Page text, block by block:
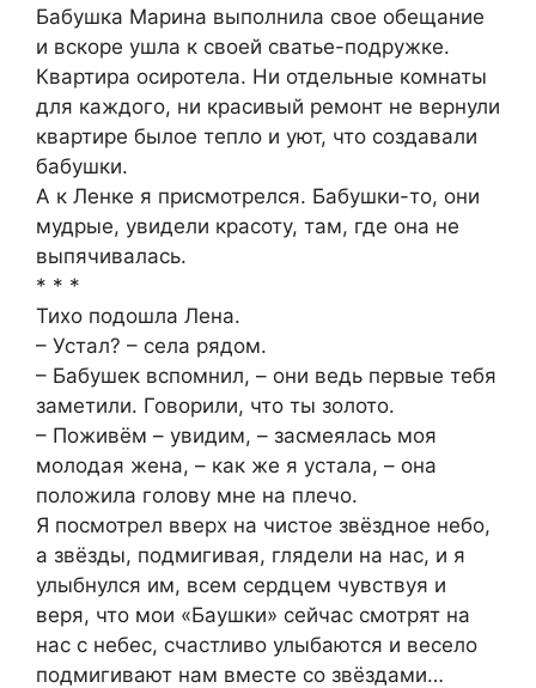
Бабушка Марина выполнила свое обещание
и вскоре ушла к своей сватье-подружке.
Квартира осиротела. Ни отдельные комнаты
для каждого, ни красивый ремонт не вернули
квартире былое тепло и уют, что создавали
бабушки.
А к Ленке я присмотрелся. Бабушки-то, они
мудрые, увидели красоту, там, где она не
выпячивалась.
* * *
Тихо подошла Лена.
– Устал? – села рядом.
– Бабушек вспомнил, – они ведь первые тебя
заметили. Говорили, что ты золото.
– Поживём – увидим, – засмеялась моя
молодая жена, – как же я устала, – она
положила голову мне на плечо.
Я посмотрел вверх на чистое звёздное небо,
а звёзды, подмигивая, глядели на нас, и я
улыбнулся им, всем сердцем чувствуя и
веря, что мои «Баушки» сейчас смотрят на
нас с небес, счастливо улыбаются и весело
подмигивают нам вместе со звёздами…